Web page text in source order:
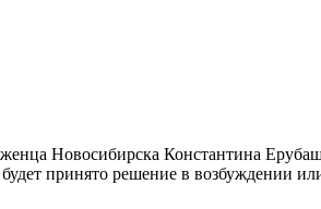
Новосибирска Константина
принято решение в возбуждении